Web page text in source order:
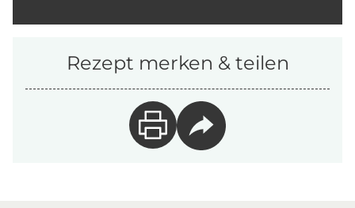
Rezept merken & teilen